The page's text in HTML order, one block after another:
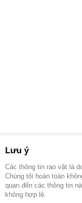
Lưu ý
Các thông tin rao vặt là
Chúng tôi hoàn toàn
quan đến các thông tin
không hợp lệ.